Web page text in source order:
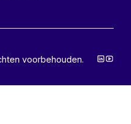
voorbehouden.